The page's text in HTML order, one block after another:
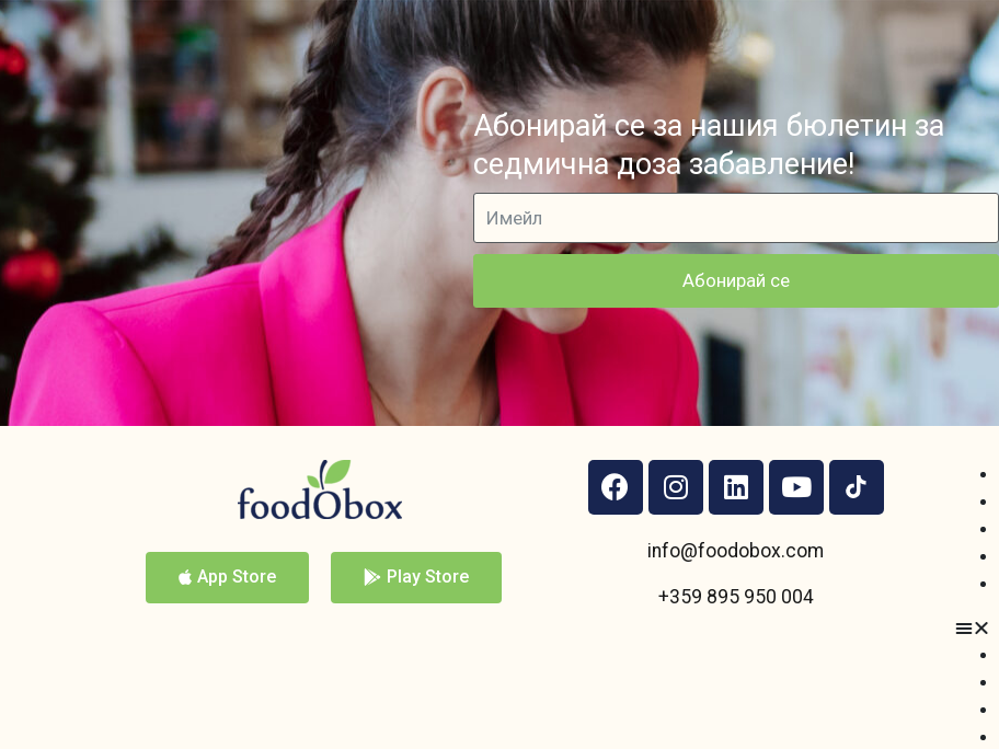
Абонирай се за нашия бюлетин за
седмична доза забавление!
Абонирай се
App Store Play Store
info@foodobox.com
+359 895 950 004